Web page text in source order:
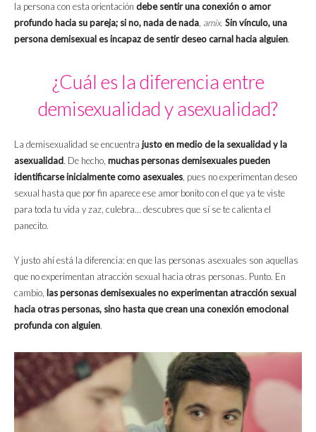
la persona con esta orientación debe sentir una conexión o amor
profundo hacia su pareja; si no, nada de nada, amix. Sin vínculo, una
persona demisexual es incapaz de sentir deseo carnal hacia alguien.
¿Cuál es la diferencia entre
demisexualidad y asexualidad?
La demisexualidad se encuentra justo en medio de la sexualidad y la
asexualidad. De hecho, muchas personas demisexuales pueden
identificarse inicialmente como asexuales, pues no experimentan deseo
sexual hasta que por fin aparece ese amor bonito con el que ya te viste
para toda tu vida y zaz, culebra… descubres que sí se te calienta el
panecito.
Y justo ahí está la diferencia: en que las personas asexuales son aquellas
que no experimentan atracción sexual hacia otras personas. Punto. En
cambio, las personas demisexuales no experimentan atracción sexual
hacia otras personas, sino hasta que crean una conexión emocional
profunda con alguien.